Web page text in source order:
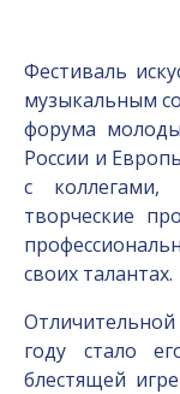
Фестиваль
музыкальным
форума
России и
с
творческие
своих талантах.
году стало
блестящей